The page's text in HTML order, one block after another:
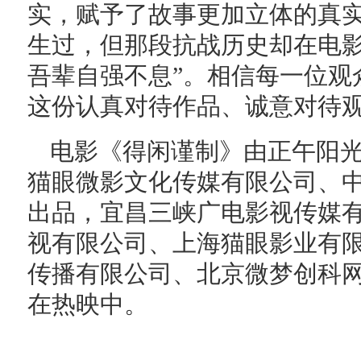
实，赋予了故事更加立体的真
生过，但那段抗战历史却在电
吾辈自强不息”。相信每一位
这份认真对待作品、诚意对待
电影《得闲谨制》由正午阳
猫眼微影文化传媒有限公司、
出品，宜昌三峡广电影视传媒
视有限公司、上海猫眼影业有
传播有限公司、北京微梦创科
在热映中。